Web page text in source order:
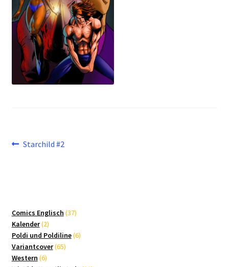
Beitragsnavigation
Vorheriger
Starchild #2
Comics Englisch 3737
Kalender 22
Produkte
Poldi und Poldiline 66
Variantcover 6565
Western 66